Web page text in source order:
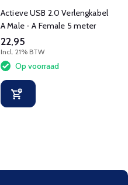
Actieve USB 2.0 Verlengkabel
A Male - A Female 5 meter
22,95
Incl. 21% BTW
Op voorraad